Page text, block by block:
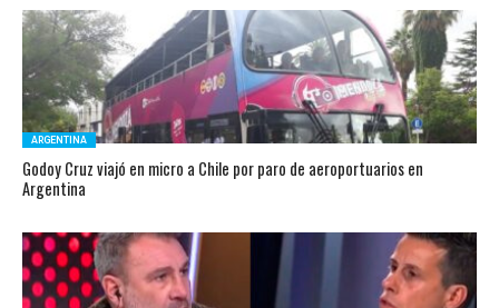
ARGENTINA
Godoy Cruz viajó en micro a Chile por paro de aeroportuarios en
Argentina